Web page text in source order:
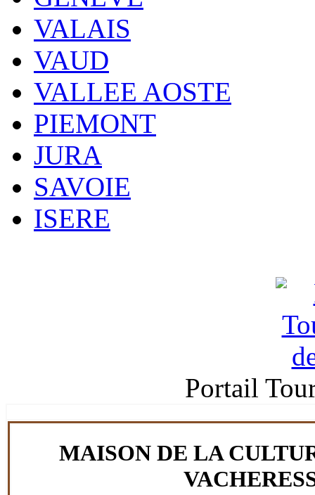
VALAIS
VAUD
VALLEE AOSTE
PIEMONT
JURA
SAVOIE
ISERE
Portail
MAISON DE LA